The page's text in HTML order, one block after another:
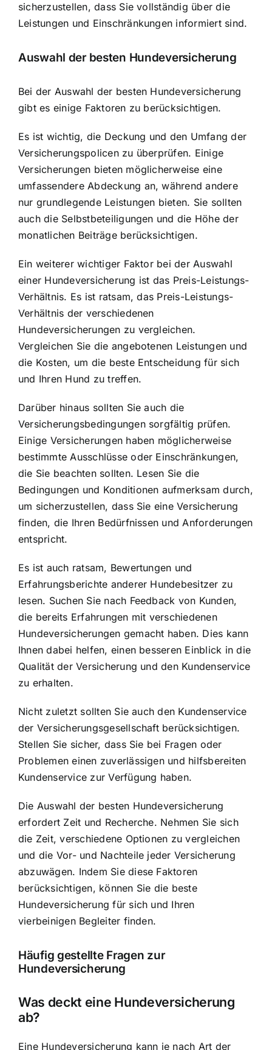
sicherzustellen, dass Sie vollständig über die
Leistungen und Einschränkungen informiert sind.
Auswahl der besten Hundeversicherung
Bei der Auswahl der besten Hundeversicherung
gibt es einige Faktoren zu berücksichtigen.
Es ist wichtig, die Deckung und den Umfang der
Versicherungspolicen zu überprüfen. Einige
Versicherungen bieten möglicherweise eine
umfassendere Abdeckung an, während andere
nur grundlegende Leistungen bieten. Sie sollten
auch die Selbstbeteiligungen und die Höhe der
monatlichen Beiträge berücksichtigen.
Ein weiterer wichtiger Faktor bei der Auswahl
einer Hundeversicherung ist das Preis-Leistungs-
Verhältnis. Es ist ratsam, das Preis-Leistungs-
Verhältnis der verschiedenen
Hundeversicherungen zu vergleichen.
Vergleichen Sie die angebotenen Leistungen und
die Kosten, um die beste Entscheidung für sich
und Ihren Hund zu treffen.
Darüber hinaus sollten Sie auch die
Versicherungsbedingungen sorgfältig prüfen.
Einige Versicherungen haben möglicherweise
bestimmte Ausschlüsse oder Einschränkungen,
die Sie beachten sollten. Lesen Sie die
Bedingungen und Konditionen aufmerksam durch,
um sicherzustellen, dass Sie eine Versicherung
finden, die Ihren Bedürfnissen und Anforderungen
entspricht.
Es ist auch ratsam, Bewertungen und
Erfahrungsberichte anderer Hundebesitzer zu
lesen. Suchen Sie nach Feedback von Kunden,
die bereits Erfahrungen mit verschiedenen
Hundeversicherungen gemacht haben. Dies kann
Ihnen dabei helfen, einen besseren Einblick in die
Qualität der Versicherung und den Kundenservice
zu erhalten.
Nicht zuletzt sollten Sie auch den Kundenservice
der Versicherungsgesellschaft berücksichtigen.
Stellen Sie sicher, dass Sie bei Fragen oder
Problemen einen zuverlässigen und hilfsbereiten
Kundenservice zur Verfügung haben.
Die Auswahl der besten Hundeversicherung
erfordert Zeit und Recherche. Nehmen Sie sich
die Zeit, verschiedene Optionen zu vergleichen
und die Vor- und Nachteile jeder Versicherung
abzuwägen. Indem Sie diese Faktoren
berücksichtigen, können Sie die beste
Hundeversicherung für sich und Ihren
vierbeinigen Begleiter finden.
Häufig gestellte Fragen zur
Hundeversicherung
Was deckt eine Hundeversicherung
ab?
Eine Hundeversicherung kann je nach Art der